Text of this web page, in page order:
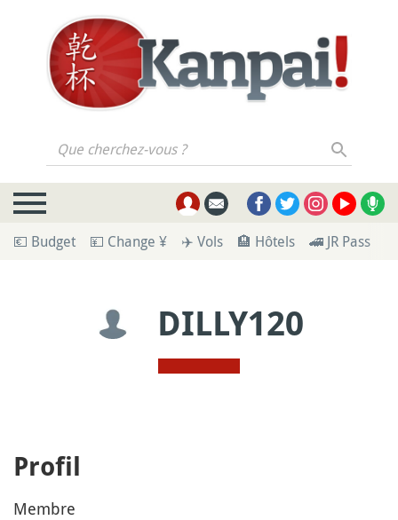
Que cherchez-vous ?
💶 Budget 💴 Change ¥ ✈️ Vols 🏨 Hôtels 🚄 JR Pass
DILLY120
Profil
Membre